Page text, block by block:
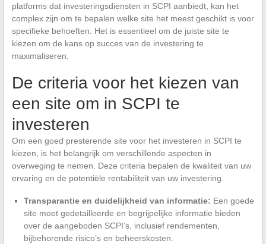
platforms dat investeringsdiensten in SCPI aanbiedt, kan het
complex zijn om te bepalen welke site het meest geschikt is voor
specifieke behoeften. Het is essentieel om de juiste site te
kiezen om de kans op succes van de investering te
maximaliseren.
De criteria voor het kiezen van
een site om in SCPI te
investeren
Om een goed presterende site voor het investeren in SCPI te
kiezen, is het belangrijk om verschillende aspecten in
overweging te nemen. Deze criteria bepalen de kwaliteit van uw
ervaring en de potentiële rentabiliteit van uw investering.
Transparantie en duidelijkheid van informatie: Een goede
site moet gedetailleerde en begrijpelijke informatie bieden
over de aangeboden SCPI’s, inclusief rendementen,
bijbehorende risico’s en beheerskosten.